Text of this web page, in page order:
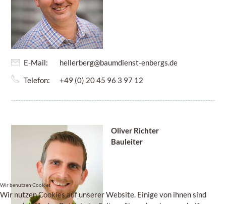
E-Mail:
hellerberg@baumdienst-enbergs.de
Telefon:
+49 (0) 20 45 96 3 97 12
Oliver Richter
Bauleiter
Wir benutzen Cookies
Wir nutzen Cookies auf unserer Website. Einige von ihnen sind